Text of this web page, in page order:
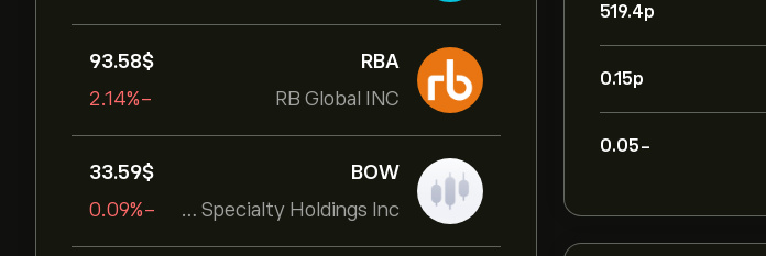
RBA
RB Global INC
93.58‎$‎
-2.14%
BOW
Bowhead Specialty Holdings Inc
33.59‎$‎
-0.09%
519.4‎p‎
0.15‎p‎
-0.05